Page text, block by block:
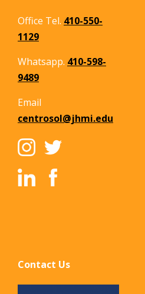
Office Tel. 410-550-
1129
Whatsapp. 410-598-
9489
Email
centrosol@jhmi.edu
Contact Us